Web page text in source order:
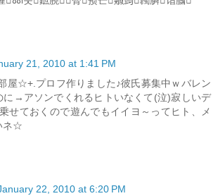
21, 2010 at 1:41 PM
屋☆+.プロフ作りました♪彼氏募集中ｗバレン
に→アソンでくれるヒトいなくて(泣)寂しいデ
せておくので遊んでもイイヨ～ってヒト、メ
ネ☆
22, 2010 at 6:20 PM